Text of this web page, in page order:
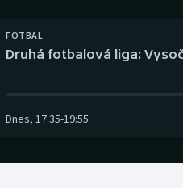
Gymnastika
FOTBAL
Druhá fotbalová liga:
Dnes, 17:35-19:55